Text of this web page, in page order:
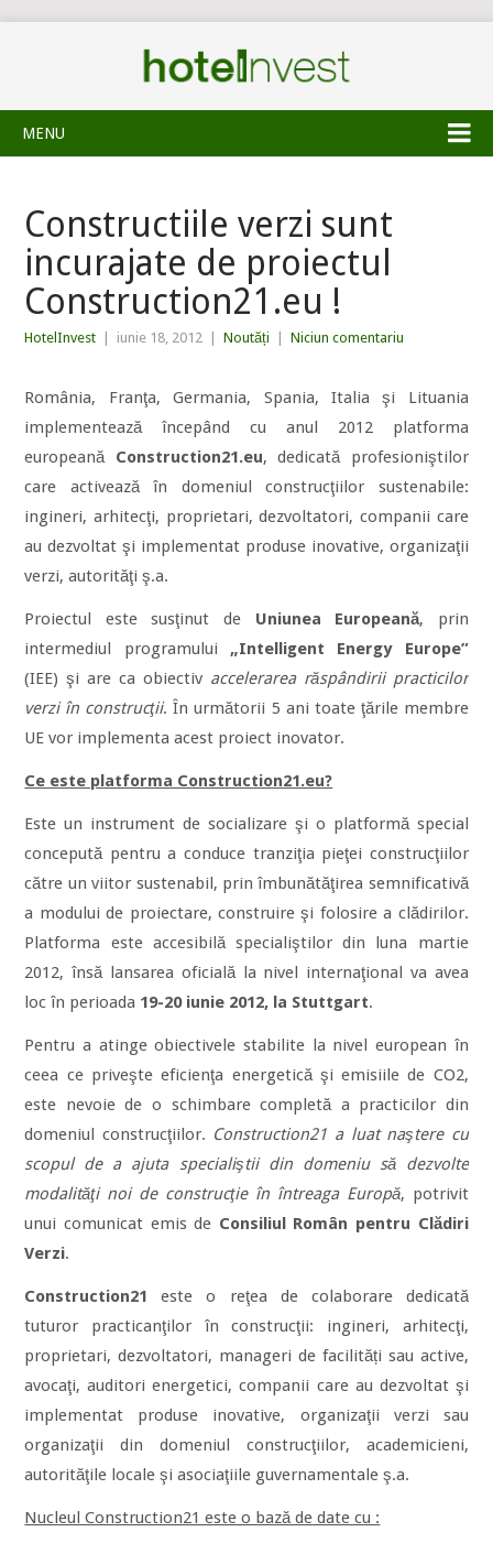
MENU
Constructiile verzi sunt
incurajate de proiectul
Construction21.eu !
HotelInvest iunie 18, 2012 Noutăți Niciun comentariu
România, Franţa, Germania, Spania, Italia şi Lituania
implementează începând cu anul 2012 platforma
europeană Construction21.eu, dedicată profesioniştilor
care activează în domeniul construcţiilor sustenabile:
ingineri, arhitecţi, proprietari, dezvoltatori, companii care
au dezvoltat şi implementat produse inovative, organizaţii
verzi, autorităţi ş.a.
Proiectul este susţinut de Uniunea Europeană, prin
intermediul programului „Intelligent Energy Europe”
(IEE) şi are ca obiectiv accelerarea răspândirii practicilor
verzi în construcţii. În următorii 5 ani toate ţările membre
UE vor implementa acest proiect inovator.
Ce este platforma Construction21.eu?
Este un instrument de socializare şi o platformă special
concepută pentru a conduce tranziţia pieţei construcţiilor
către un viitor sustenabil, prin îmbunătăţirea semnificativă
a modului de proiectare, construire şi folosire a clădirilor.
Platforma este accesibilă specialiştilor din luna martie
2012, însă lansarea oficială la nivel internaţional va avea
loc în perioada 19-20 iunie 2012, la Stuttgart.
Pentru a atinge obiectivele stabilite la nivel european în
ceea ce priveşte eficienţa energetică şi emisiile de CO2,
este nevoie de o schimbare completă a practicilor din
domeniul construcţiilor. Construction21 a luat naştere cu
scopul de a ajuta specialiştii din domeniu să dezvolte
modalităţi noi de construcţie în întreaga Europă, potrivit
unui comunicat emis de Consiliul Român pentru Clădiri
Verzi.
Construction21 este o reţea de colaborare dedicată
tuturor practicanţilor în construcţii: ingineri, arhitecţi,
proprietari, dezvoltatori, manageri de facilități sau active,
avocaţi, auditori energetici, companii care au dezvoltat şi
implementat produse inovative, organizaţii verzi sau
organizaţii din domeniul construcţiilor, academicieni,
autorităţile locale şi asociaţiile guvernamentale ş.a.
Nucleul Construction21 este o bază de date cu :